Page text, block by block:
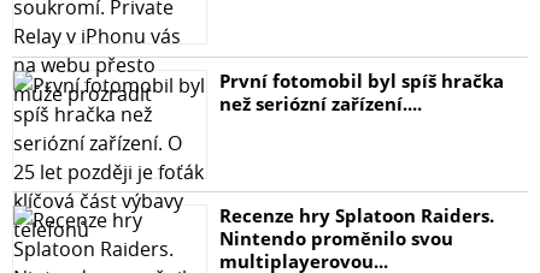
První fotomobil byl spíš hračka
než seriózní zařízení....
Recenze hry Splatoon Raiders.
Nintendo proměnilo svou
multiplayerovou...